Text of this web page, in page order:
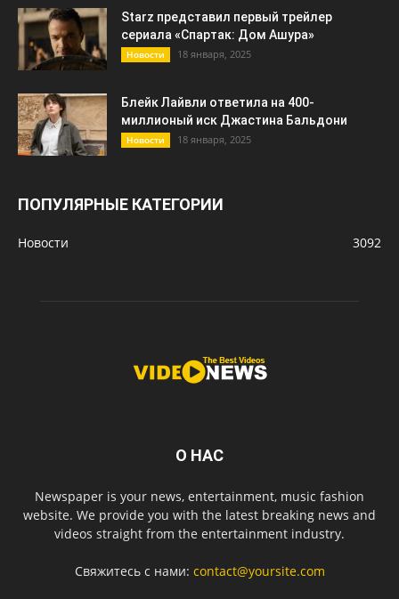
Starz представил первый трейлер
сериала «Спартак: Дом Ашура»
Новости 18 января, 2025
Блейк Лайвли ответила на 400-
миллионый иск Джастина Бальдони
Новости 18 января, 2025
ПОПУЛЯРНЫЕ КАТЕГОРИИ
Новости 3092
О НАС
Newspaper is your news, entertainment, music fashion
website. We provide you with the latest breaking news and
videos straight from the entertainment industry.
Свяжитесь с нами: contact@yoursite.com